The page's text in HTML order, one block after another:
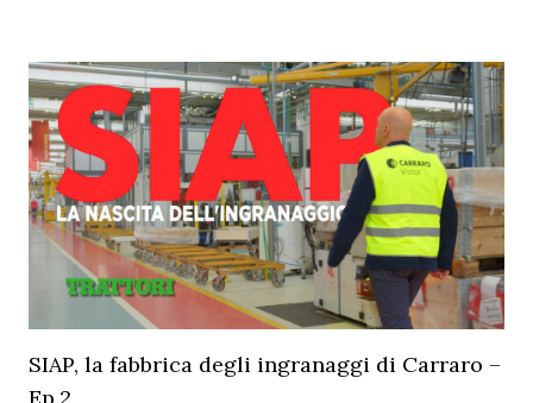
SIAP, la fabbrica degli ingranaggi di Carraro –